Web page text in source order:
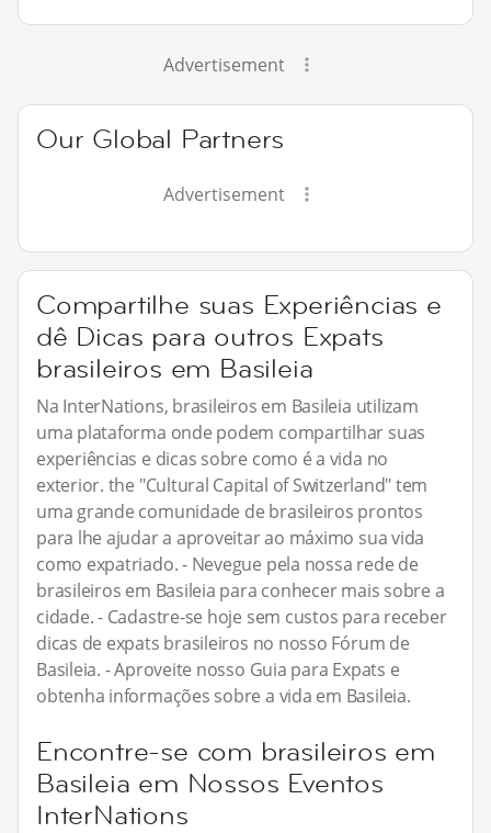
Advertisement
Our Global Partners
Advertisement
Compartilhe suas Experiências e
dê Dicas para outros Expats
brasileiros em Basileia
Na InterNations, brasileiros em Basileia utilizam
uma plataforma onde podem compartilhar suas
experiências e dicas sobre como é a vida no
exterior. the "Cultural Capital of Switzerland" tem
uma grande comunidade de brasileiros prontos
para lhe ajudar a aproveitar ao máximo sua vida
como expatriado. - Nevegue pela nossa rede de
brasileiros em Basileia para conhecer mais sobre a
cidade. - Cadastre-se hoje sem custos para receber
dicas de expats brasileiros no nosso Fórum de
Basileia. - Aproveite nosso Guia para Expats e
obtenha informações sobre a vida em Basileia.
Encontre-se com brasileiros em
Basileia em Nossos Eventos
InterNations